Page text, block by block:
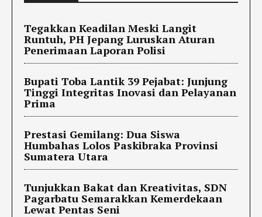
Tegakkan Keadilan Meski Langit
Runtuh, PH Jepang Luruskan Aturan
Penerimaan Laporan Polisi
Bupati Toba Lantik 39 Pejabat: Junjung
Tinggi Integritas Inovasi dan Pelayanan
Prima
Prestasi Gemilang: Dua Siswa
Humbahas Lolos Paskibraka Provinsi
Sumatera Utara
Tunjukkan Bakat dan Kreativitas, SDN
Pagarbatu Semarakkan Kemerdekaan
Lewat Pentas Seni